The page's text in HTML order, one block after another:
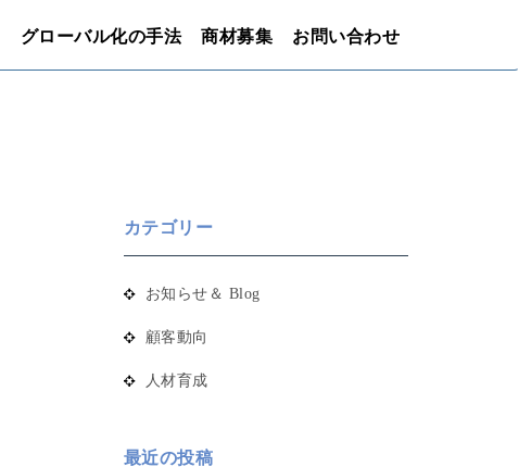
グローバル化の手法 商材募集 お問い合わせ
カテゴリー
お知らせ＆ Blog
顧客動向
人材育成
最近の投稿